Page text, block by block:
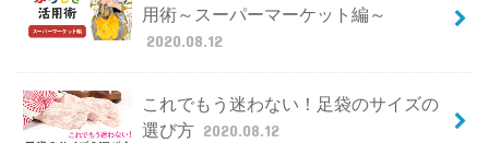
用術～スーパーマーケット編～
2020.08.12
これでもう迷わない！足袋のサイズの
選び方 2020.08.12